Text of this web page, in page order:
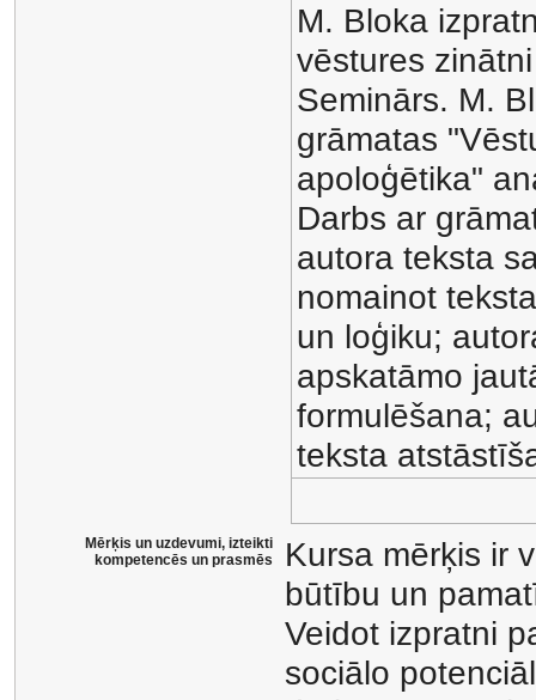
M. Bloka
vēstures
Seminārs. M.
grāmatas
apoloģētika"
Darbs ar
autora teksta
nomainot
un loģiku;
apskatāmo
formulēšana;
teksta
Mērķis un uzdevumi, izteikti
kompetencēs un prasmēs
Kursa mērķis ir
būtību un
Veidot izpratni
sociālo